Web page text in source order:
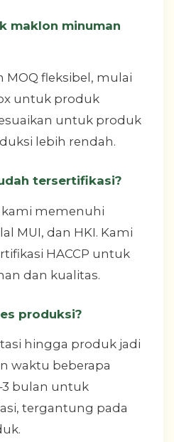
maklon minuman
MOQ fleksibel, mulai
untuk produk
untuk produk
lebih rendah.
tersertifikasi?
kami memenuhi
MUI, dan HKI. Kami
HACCP untuk
dan kualitas.
produksi?
hingga produk jadi
waktu beberapa
bulan untuk
tergantung pada